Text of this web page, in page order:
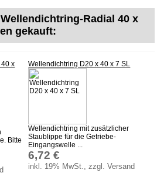
Radial 40 x
gekauft:
x
Bitte
Wellendichtring D20 x 40 x 7 SL
Wellendichtring mit zusätzlicher
Staublippe für die Getriebe-
Eingangswelle ...
6,72 €
inkl. 19% MwSt., zzgl. Versand